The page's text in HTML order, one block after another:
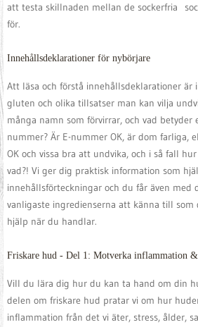
att testa skillnaden mellan de sockerfria
för.
Innehållsdeklarationer för nybörjare
Att läsa och förstå innehållsdeklarationer är
gluten och olika tillsatser man kan vilja
många namn som förvirrar, och vad betyder
nummer? Är E-nummer OK, är dom farliga,
OK och vissa bra att undvika, och i så fall
vad?! Vi ger dig praktisk information som
innehållsförteckningar och du får även med
vanligaste ingredienserna att känna till
hjälp när du handlar.
Friskare hud - Del 1: Motverka inflammation
Vill du lära dig hur du kan ta hand om din
delen om friskare hud pratar vi om hur
inflammation från det vi äter, stress, ålder,